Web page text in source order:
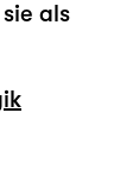
als